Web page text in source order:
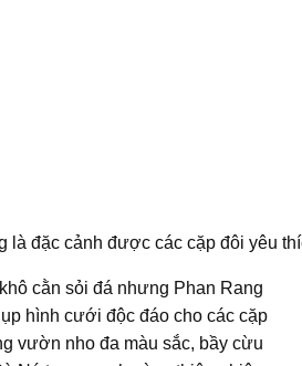
là đặc cảnh được các cặp đôi yêu
cằn sỏi đá nhưng Phan Rang
hình cưới độc đáo cho các cặp
vườn nho đa màu sắc, bầy cừu